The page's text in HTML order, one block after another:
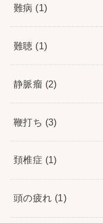
難病 (1)
難聴 (1)
静脈瘤 (2)
鞭打ち (3)
頚椎症 (1)
頭の疲れ (1)